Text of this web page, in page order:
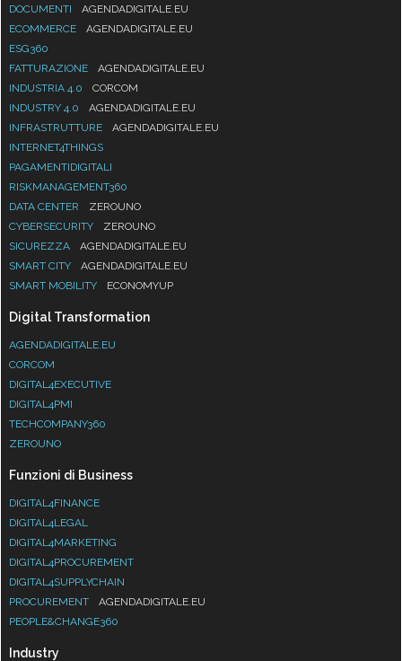
DOCUMENTI
AGENDADIGITALE.EU
ECOMMERCE
AGENDADIGITALE.EU
ESG360
FATTURAZIONE
AGENDADIGITALE.EU
INDUSTRIA 4.0
CORCOM
INDUSTRY 4.0
AGENDADIGITALE.EU
INFRASTRUTTURE
AGENDADIGITALE.EU
INTERNET4THINGS
PAGAMENTIDIGITALI
RISKMANAGEMENT360
DATA CENTER
ZEROUNO
CYBERSECURITY
ZEROUNO
SICUREZZA
AGENDADIGITALE.EU
SMART CITY
AGENDADIGITALE.EU
SMART MOBILITY
ECONOMYUP
Digital Transformation
AGENDADIGITALE.EU
CORCOM
DIGITAL4EXECUTIVE
DIGITAL4PMI
TECHCOMPANY360
ZEROUNO
Funzioni di Business
DIGITAL4FINANCE
DIGITAL4LEGAL
DIGITAL4MARKETING
DIGITAL4PROCUREMENT
DIGITAL4SUPPLYCHAIN
PROCUREMENT
AGENDADIGITALE.EU
PEOPLE&CHANGE360
Industry